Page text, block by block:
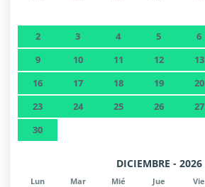
2
3 4 5 6
9
10 11 12 13
16
17 18 19 20
23
24 25 26 27
30
DICIEMBRE - 2026
Lun Mar Mié Jue Vie